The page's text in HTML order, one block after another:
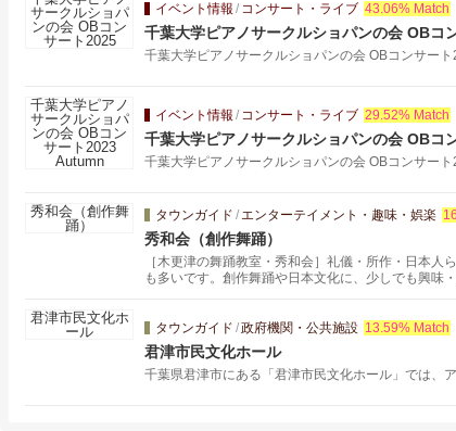
イベント情報 / コンサート・ライブ 43.06% Match
千葉大学ピアノサークルショパンの会 OBコ
千葉大学ピアノサークルショパンの会 OBコンサー
イベント情報 / コンサート・ライブ 29.52% Match
千葉大学ピアノサークルショパンの会 OBコ
千葉大学ピアノサークルショパンの会 OBコンサー
タウンガイド /エンターテイメント・趣味・娯楽
秀和会（創作舞踊）
［木更津の舞踊教室・秀和会］礼儀・所作・日本
も多いです。創作舞踊や日本文化に、少しでも興味
タウンガイド /政府機関・公共施設 13.59% Match
君津市民文化ホール
千葉県君津市にある「君津市民文化ホール」では、